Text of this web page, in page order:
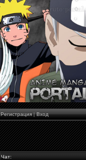
Регистрация|Вход
Чат: